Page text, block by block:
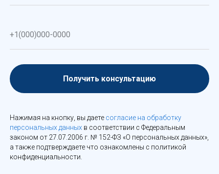
Получить консультацию
Нажимая на кнопку, вы даете согласие на обработку
персональных данных в соответствии с Федеральным
законом от 27.07.2006 г. № 152-ФЗ «О персональных данных»,
а также подтверждаете что ознакомлены с политикой
конфиденциальности.